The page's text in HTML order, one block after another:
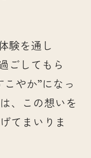
験を通し
ごしてもら
やか”になっ
、この想いを
てまいりま